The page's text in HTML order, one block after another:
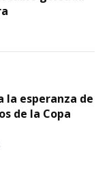
la esperanza de
de la Copa